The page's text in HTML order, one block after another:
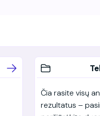
Čia rasite visų
rezultatus –